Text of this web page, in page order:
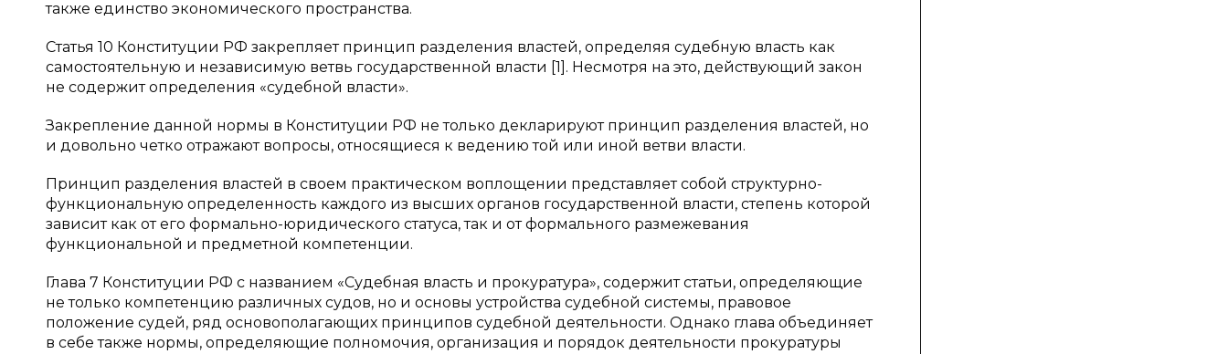
также единство экономического пространства.
Статья 10 Конституции РФ закрепляет принцип разделения властей, определяя судебную власть как
самостоятельную и независимую ветвь государственной власти [1]. Несмотря на это, действующий закон
не содержит определения «судебной власти».
Закрепление данной нормы в Конституции РФ не только декларируют принцип разделения властей, но
и довольно четко отражают вопросы, относящиеся к ведению той или иной ветви власти.
Принцип разделения властей в своем практическом воплощении представляет собой структурно-
функциональную определенность каждого из высших органов государственной власти, степень которой
зависит как от его формально-юридического статуса, так и от формального размежевания
функциональной и предметной компетенции.
Глава 7 Конституции РФ с названием «Судебная власть и прокуратура», содержит статьи, определяющие
не только компетенцию различных судов, но и основы устройства судебной системы, правовое
положение судей, ряд основополагающих принципов судебной деятельности. Однако глава объединяет
в себе также нормы, определяющие полномочия, организация и порядок деятельности прокуратуры